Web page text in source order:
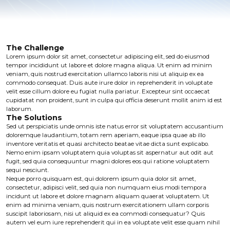
The Challenge
Lorem ipsum dolor sit amet, consectetur adipiscing elit, sed do eiusmod
tempor incididunt ut labore et dolore magna aliqua. Ut enim ad minim
veniam, quis nostrud exercitation ullamco laboris nisi ut aliquip ex ea
commodo consequat. Duis aute irure dolor in reprehenderit in voluptate
velit esse cillum dolore eu fugiat nulla pariatur. Excepteur sint occaecat
cupidatat non proident, sunt in culpa qui officia deserunt mollit anim id est
laborum.
The Solutions
Sed ut perspiciatis unde omnis iste natus error sit voluptatem accusantium
doloremque laudantium, totam rem aperiam, eaque ipsa quae ab illo
inventore veritatis et quasi architecto beatae vitae dicta sunt explicabo.
Nemo enim ipsam voluptatem quia voluptas sit aspernatur aut odit aut
fugit, sed quia consequuntur magni dolores eos qui ratione voluptatem
sequi nesciunt.
Neque porro quisquam est, qui dolorem ipsum quia dolor sit amet,
consectetur, adipisci velit, sed quia non numquam eius modi tempora
incidunt ut labore et dolore magnam aliquam quaerat voluptatem. Ut
enim ad minima veniam, quis nostrum exercitationem ullam corporis
suscipit laboriosam, nisi ut aliquid ex ea commodi consequatur? Quis
autem vel eum iure reprehenderit qui in ea voluptate velit esse quam nihil